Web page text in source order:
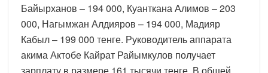
Байырханов – 194 000, Куанткана Алимов – 203
000, Нагымжан Алдияров – 194 000, Мадияр
Кабыл – 199 000 тенге. Руководитель аппарата
акима Актобе Кайрат Райымкулов получает
зарплату в размере 161 тысячи тенге. В общей